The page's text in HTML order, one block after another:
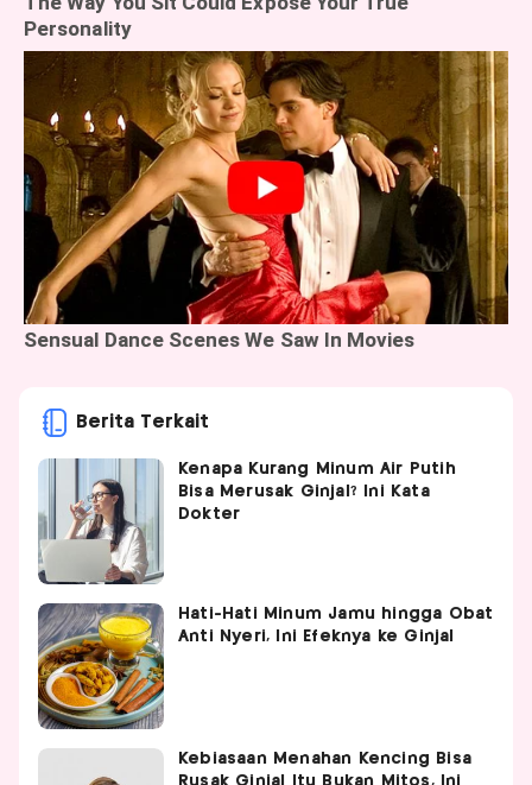
Berita Terkait
Kenapa Kurang Minum Air Putih
Bisa Merusak Ginjal? Ini Kata
Dokter
Hati-Hati Minum Jamu hingga Obat
Anti Nyeri, Ini Efeknya ke Ginjal
Kebiasaan Menahan Kencing Bisa
Rusak Ginjal Itu Bukan Mitos, Ini